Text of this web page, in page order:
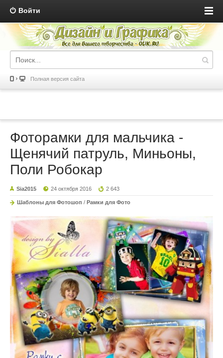
Войти
Полная версия сайта
Фоторамки для мальчика -
Щенячий патруль, Миньоны,
Поли Робокар
Sia2015 24 октября 2016 2 643
Шаблоны для Фотошоп / Рамки для Фото